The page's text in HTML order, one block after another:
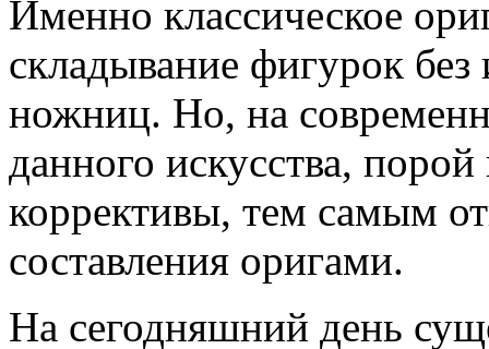
Именно классическое
складывание фигурок без
ножниц. Но, на
данного искусства,
коррективы, тем самым
составления оригами.
На сегодняшний день